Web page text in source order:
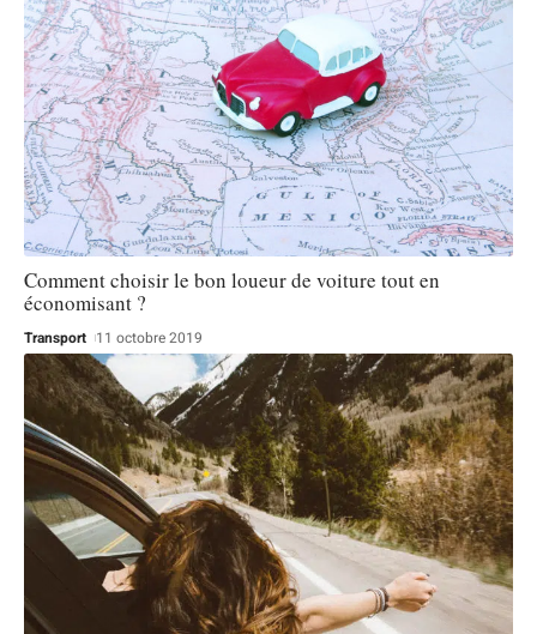
Comment choisir le bon loueur de voiture tout en
économisant ?
Transport 11 octobre 2019